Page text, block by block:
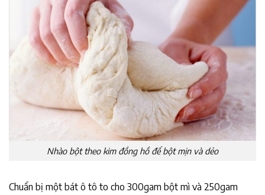
Nhào bột theo kim đồng hồ để bột mịn và dẻo
Chuẩn bị một bát ô tô to cho 300gam bột mì và 250gam